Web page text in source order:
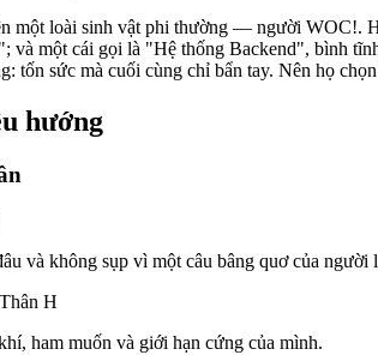
một loài sinh vật phi thường — người WOC!.
một cái gọi là "Hệ thống Backend", bình
tốn sức mà cuối cùng chỉ bẩn tay. Nên họ
hướng
và không sụp vì một câu bâng quơ của người
H
ham muốn và giới hạn cứng của mình.